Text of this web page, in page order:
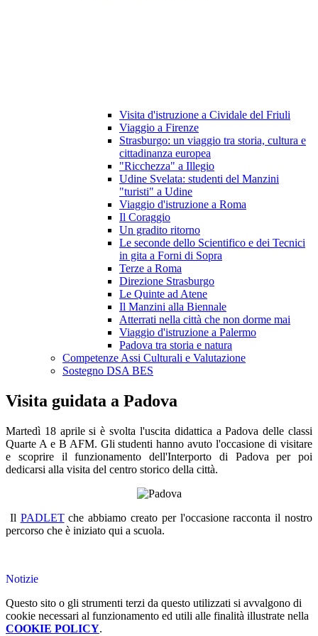
Visita d'istruzione a Cividale del Friuli
Viaggio a Firenze
Strasburgo: un viaggio tra storia, cultura e
cittadinanza europea
"Ricchezza" a Illegio
Udine Svelata: studenti del Manzini
"turisti" a Udine
Viaggio d'istruzione a Roma
Il Coraggio
Un gradito ritorno
Le seconde dello Scientifico e dei Tecnici
in gita a Forni di Sopra
Terze a Roma
Direzione Strasburgo
Le Quinte ad Atene
Il Manzini alla Biennale
Atterrati nella città che non dorme mai
Viaggio d'istruzione a Palermo
Padova tra storia e natura
Competenze Assi Culturali e Valutazione
Sostegno DSA BES
Visita guidata a Padova
Martedì 18 aprile si è svolta l'uscita didattica a Padova delle classi
Quarte A e B AFM. Gli studenti hanno avuto l'occasione di visitare
e scoprire il funzionamento dell'Interporto di Padova per poi
dedicarsi alla visita del centro storico della città.
Il PADLETche abbiamo creato per l'occasione racconta il nostro
percorso che è iniziato qui a scuola.
Notizie
Questo sito o gli strumenti terzi da questo utilizzati si avvalgono di
cookie necessari al funzionamento ed utili alle finalità illustrate nella
COOKIE POLICY.